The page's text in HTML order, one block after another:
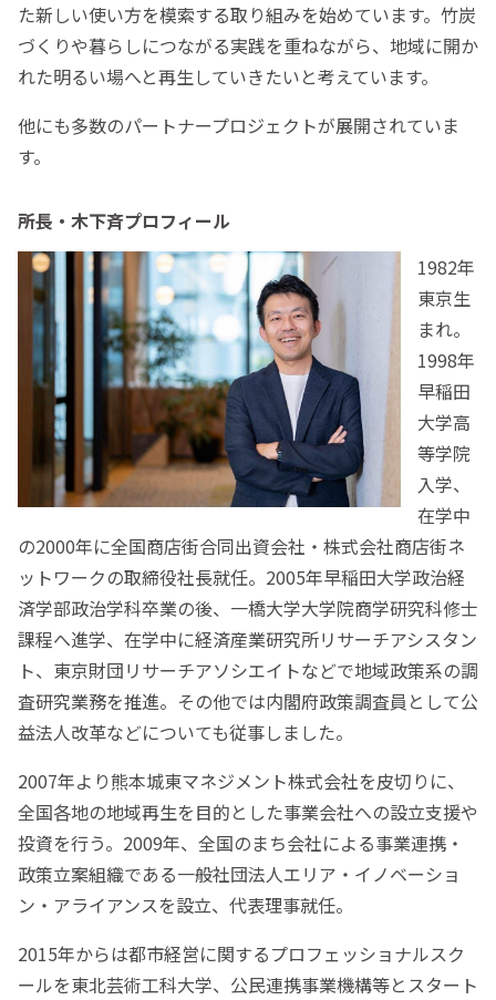
た新しい使い方を模索する取り組みを始めています。竹炭
づくりや暮らしにつながる実践を重ねながら、地域に開か
れた明るい場へと再生していきたいと考えています。
他にも多数のパートナープロジェクトが展開されていま
す。
所長・木下斉プロフィール
1982年
東京生
まれ。
1998年
早稲田
大学高
等学院
入学、
在学中
の2000年に全国商店街合同出資会社・株式会社商店街ネ
ットワークの取締役社長就任。2005年早稲田大学政治経
済学部政治学科卒業の後、一橋大学大学院商学研究科修士
課程へ進学、在学中に経済産業研究所リサーチアシスタン
ト、東京財団リサーチアソシエイトなどで地域政策系の調
査研究業務を推進。その他では内閣府政策調査員として公
益法人改革などについても従事しました。
2007年より熊本城東マネジメント株式会社を皮切りに、
全国各地の地域再生を目的とした事業会社への設立支援や
投資を行う。2009年、全国のまち会社による事業連携・
政策立案組織である一般社団法人エリア・イノベーショ
ン・アライアンスを設立、代表理事就任。
2015年からは都市経営に関するプロフェッショナルスク
ールを東北芸術工科大学、公民連携事業機構等とスタート